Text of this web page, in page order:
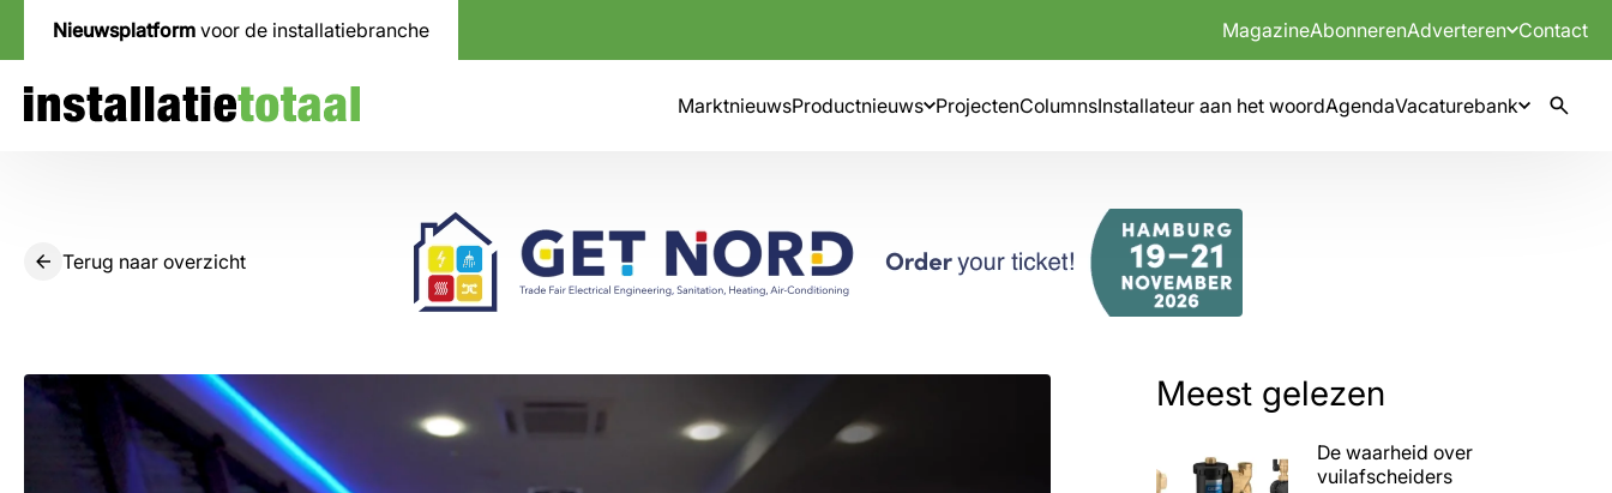
Nieuwsplatform voor de installatiebranche MagazineAbonnerenAdverteren Contact
MarktnieuwsProductnieuws ProjectenColumnsInstallateur aan het woordAgendaVacaturebank
Terug naar overzicht
Meest gelezen
De waarheid over
vuilafscheiders
Lees artikel